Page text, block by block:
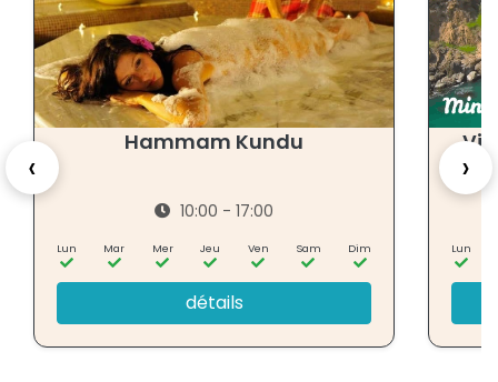
‹
Hammam Kundu
10:00 - 17:00
Lun Mar Mer Jeu Ven Sam Dim
détails
Lun
›